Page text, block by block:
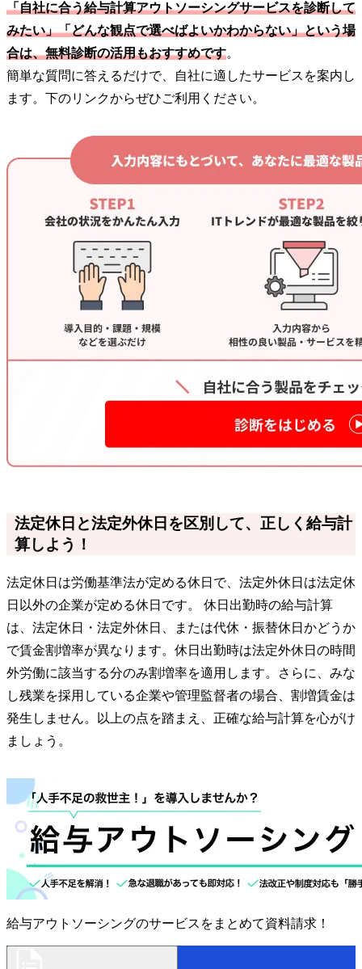
「自社に合う給与計算アウトソーシングサービスを診断して
みたい」「どんな観点で選べばよいかわからない」という場
合は、無料診断の活用もおすすめです。
簡単な質問に答えるだけで、自社に適したサービスを案内し
ます。下のリンクからぜひご利用ください。
法定休日と法定外休日を区別して、正しく給与計
算しよう！
法定休日は労働基準法が定める休日で、法定外休日は法定休
日以外の企業が定める休日です。 休日出勤時の給与計算
は、法定休日・法定外休日、または代休・振替休日かどうか
で賃金割増率が異なります。休日出勤時は法定外休日の時間
外労働に該当する分のみ割増率を適用します。さらに、みな
し残業を採用している企業や管理監督者の場合、割増賃金は
発生しません。以上の点を踏まえ、正確な給与計算を心がけ
ましょう。
給与アウトソーシングのサービスをまとめて資料請求！